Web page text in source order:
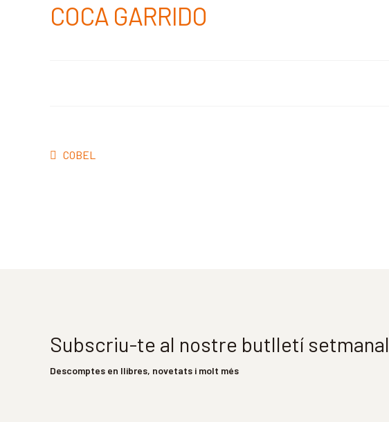
COCA GARRIDO
Navegació
Entrada
COBEL
Subscriu-te al nostre butlletí setmanal
Descomptes en llibres, novetats i molt més